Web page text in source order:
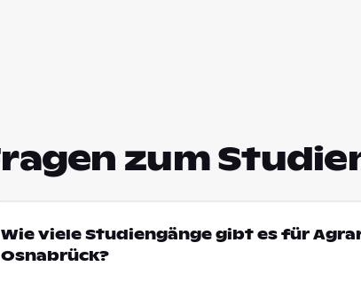
zum
Wie viele Studiengänge gibt es für
Osnabrück?